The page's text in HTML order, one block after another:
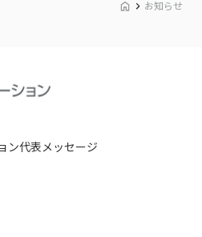
お知らせ
ン代表メッセージ